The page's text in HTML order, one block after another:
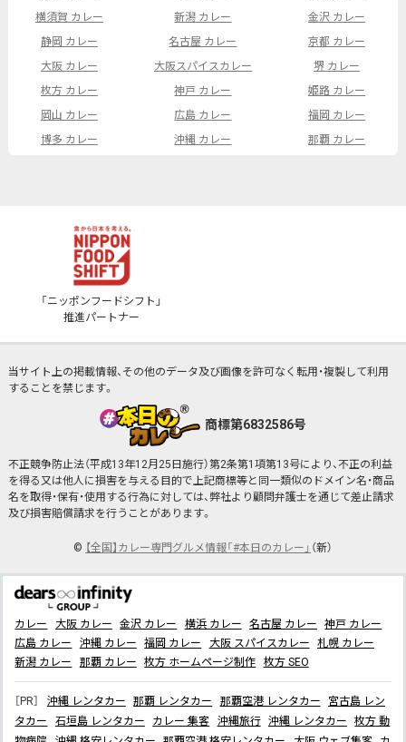
横須賀 カレー
新潟 カレー
金沢 カレー
静岡 カレー
名古屋 カレー
京都 カレー
大阪 カレー
大阪スパイスカレー
堺 カレー
枚方 カレー
神戸 カレー
姫路 カレー
岡山 カレー
広島 カレー
福岡 カレー
博多 カレー
沖縄 カレー 那覇 カレー
「ニッポンフードシフト」
推進パートナー
当サイト上の掲載情報、その他のデータ及び画像を許可なく転用・複製して利用
することを禁じます。
商標第6832586号
不正競争防止法（平成13年12月25日施行）第2条第1項第13号により、不正の利益
を得る又は他人に損害を与える目的で上記商標等と同一類似のドメイン名・商品
名を取得・保有・使用する行為に対しては、弊社より顧問弁護士を通じて差止請求
及び損害賠償請求を行うことがあります。
© 【全国】カレー専門グルメ情報「#本日のカレー」 （新）
カレー 大阪 カレー 金沢 カレー 横浜 カレー 名古屋 カレー
神戸 カレー
広島 カレー
沖縄 カレー 福岡 カレー 大阪 スパイスカレー
札幌 カレー
新潟 カレー
那覇 カレー 枚方 ホームページ制作 枚方 SEO
［PR］ 沖縄 レンタカー 那覇 レンタカー 那覇空港 レンタカー
宮古島 レン
タカー
石垣島 レンタカー カレー 集客 沖縄旅行 沖縄 レンタカー
枚方 動